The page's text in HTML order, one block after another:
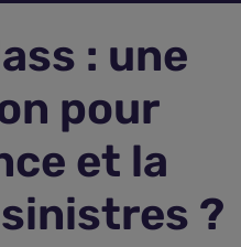
: une
pour
et la
?